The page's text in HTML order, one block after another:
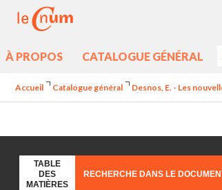
À PROPOS CATALOGUE GÉNÉRAL
Accueil Catalogue général Desnos, E. - Les
TABLE
DES
MATIÈRES
RECHERCHE DANS LE